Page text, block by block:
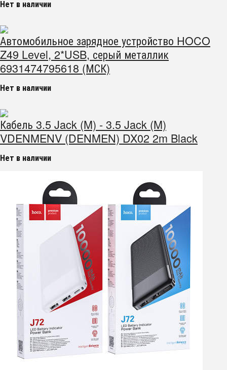
Нет в наличии
Автомобильное зарядное устройство HOCO
Z49 Level, 2*USB, серый металлик
6931474795618 (МСК)
Нет в наличии
Кабель 3.5 Jack (M) - 3.5 Jack (M)
VDENMENV (DENMEN) DX02 2m Black
Нет в наличии